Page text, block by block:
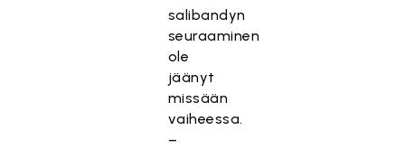
salibandyn
seuraaminen
ole
jäänyt
missään
vaiheessa.
–